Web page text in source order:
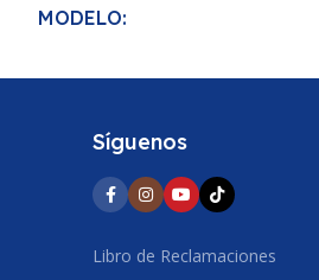
MODELO
ANCHO DE SECCION
Síguenos
Libro de Reclamaciones